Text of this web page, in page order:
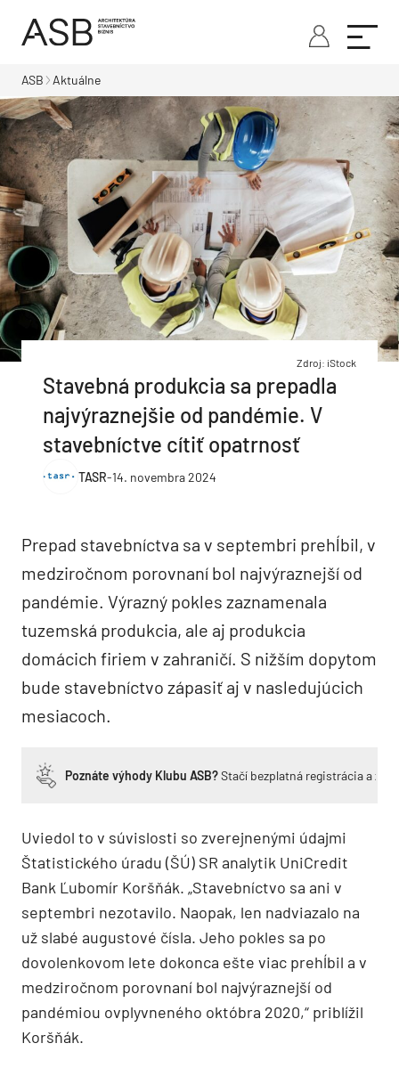
ASB Aktuálne
Zdroj: iStock
Stavebná produkcia sa prepadla
najvýraznejšie od pandémie. V
stavebníctve cítiť opatrnosť
TASR-14. novembra 2024
Prepad stavebníctva sa v septembri prehĺbil, v
medziročnom porovnaní bol najvýraznejší od
pandémie. Výrazný pokles zaznamenala
tuzemská produkcia, ale aj produkcia
domácich firiem v zahraničí. S nižším dopytom
bude stavebníctvo zápasiť aj v nasledujúcich
mesiacoch.
Poznáte výhody Klubu ASB?Stačí bezplatná registrácia a
Uviedol to v súvislosti so zverejnenými údajmi
Štatistického úradu (ŠÚ) SR analytik UniCredit
Bank Ľubomír Koršňák. „Stavebníctvo sa ani v
septembri nezotavilo. Naopak, len nadviazalo na
už slabé augustové čísla. Jeho pokles sa po
dovolenkovom lete dokonca ešte viac prehĺbil a v
medziročnom porovnaní bol najvýraznejší od
pandémiou ovplyvneného októbra 2020,“ priblížil
Koršňák.